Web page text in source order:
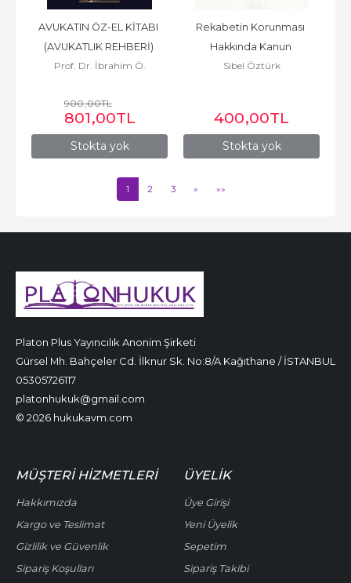
Stokta yok
AVUKATIN ÖZ-EL KİTABI
(AVUKATLIK REHBERİ)
3.BASKI
Prof. Dr. İbrahim Ö.
900,00TL
801,00TL
Stokta yok
Rekabetin Korunması
Hakkında Kanun
Kapsamında Uygulanan
Sibel Öztürk
400,00TL
1 2 3 » »»
Platon Plus Yayıncılık Anonim Şirketi
Gürsel Mh. Bahçeler Cd. İlknur Sk. No:8/A Kağıthane / İSTANBUL
05305726117
platonhukuk@gmail.com
© 2026 hukukavm.com
MÜŞTERI HIZMETLERI
Hakkımızda
Kargo ve Teslimat
Gizlilik ve Güvenlik
Sipariş Koşulları
ÜYELIK
Üye Girişi
Yeni Üyelik
Sepetim
Sipariş Takibi